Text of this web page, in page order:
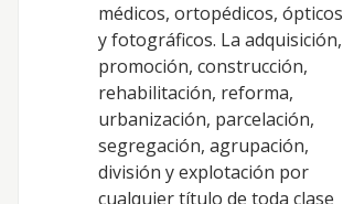
médicos, ortopédicos, ópticos
y fotográficos. La adquisición,
promoción, construcción,
rehabilitación, reforma,
urbanización, parcelación,
segregación, agrupación,
división y explotación por
cualquier título de toda clase